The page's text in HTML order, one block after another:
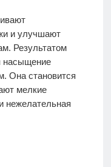
и улучшают
Результатом
насыщение
Она становится
мелкие
нежелательная